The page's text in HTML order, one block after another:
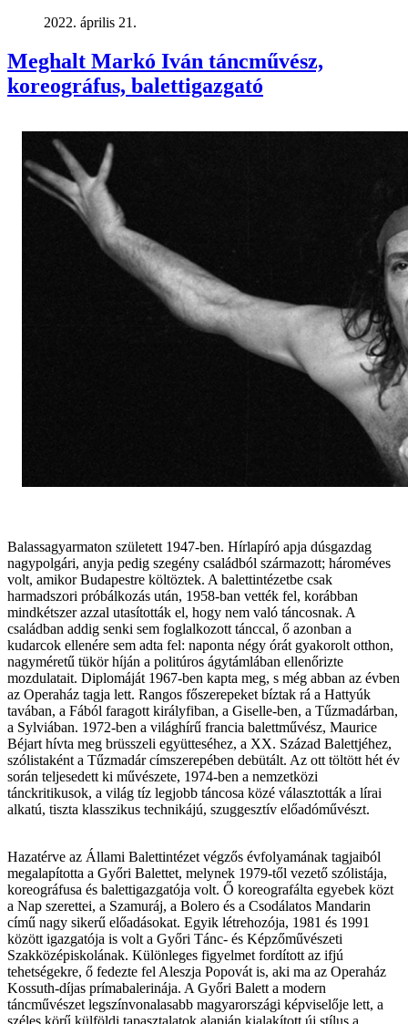
2022. április 21.
Meghalt Markó Iván táncművész,
koreográfus, balettigazgató
Balassagyarmaton született 1947-ben. Hírlapíró apja dúsgazdag
nagypolgári, anyja pedig szegény családból származott; hároméves
volt, amikor Budapestre költöztek. A balettintézetbe csak
harmadszori próbálkozás után, 1958-ban vették fel, korábban
mindkétszer azzal utasították el, hogy nem való táncosnak. A
családban addig senki sem foglalkozott tánccal, ő azonban a
kudarcok ellenére sem adta fel: naponta négy órát gyakorolt otthon,
nagyméretű tükör híján a politúros ágytámlában ellenőrizte
mozdulatait. Diplomáját 1967-ben kapta meg, s még abban az évben
az Operaház tagja lett. Rangos főszerepeket bíztak rá a Hattyúk
tavában, a Fából faragott királyfiban, a Giselle-ben, a Tűzmadárban,
a Sylviában. 1972-ben a világhírű francia balettművész, Maurice
Béjart hívta meg brüsszeli együtteséhez, a XX. Század Balettjéhez,
szólistaként a Tűzmadár címszerepében debütált. Az ott töltött hét év
során teljesedett ki művészete, 1974-ben a nemzetközi
tánckritikusok, a világ tíz legjobb táncosa közé választották a lírai
alkatú, tiszta klasszikus technikájú, szuggesztív előadóművészt.
Hazatérve az Állami Balettintézet végzős évfolyamának tagjaiból
megalapította a Győri Balettet, melynek 1979-től vezető szólistája,
koreográfusa és balettigazgatója volt. Ő koreografálta egyebek közt
a Nap szerettei, a Szamuráj, a Bolero és a Csodálatos Mandarin
című nagy sikerű előadásokat. Egyik létrehozója, 1981 és 1991
között igazgatója is volt a Győri Tánc- és Képzőművészeti
Szakközépiskolának. Különleges figyelmet fordított az ifjú
tehetségekre, ő fedezte fel Aleszja Popovát is, aki ma az Operaház
Kossuth-díjas prímabalerinája. A Győri Balett a modern
táncművészet legszínvonalasabb magyarországi képviselője lett, a
széles körű külföldi tapasztalatok alapján kialakított új stílus a